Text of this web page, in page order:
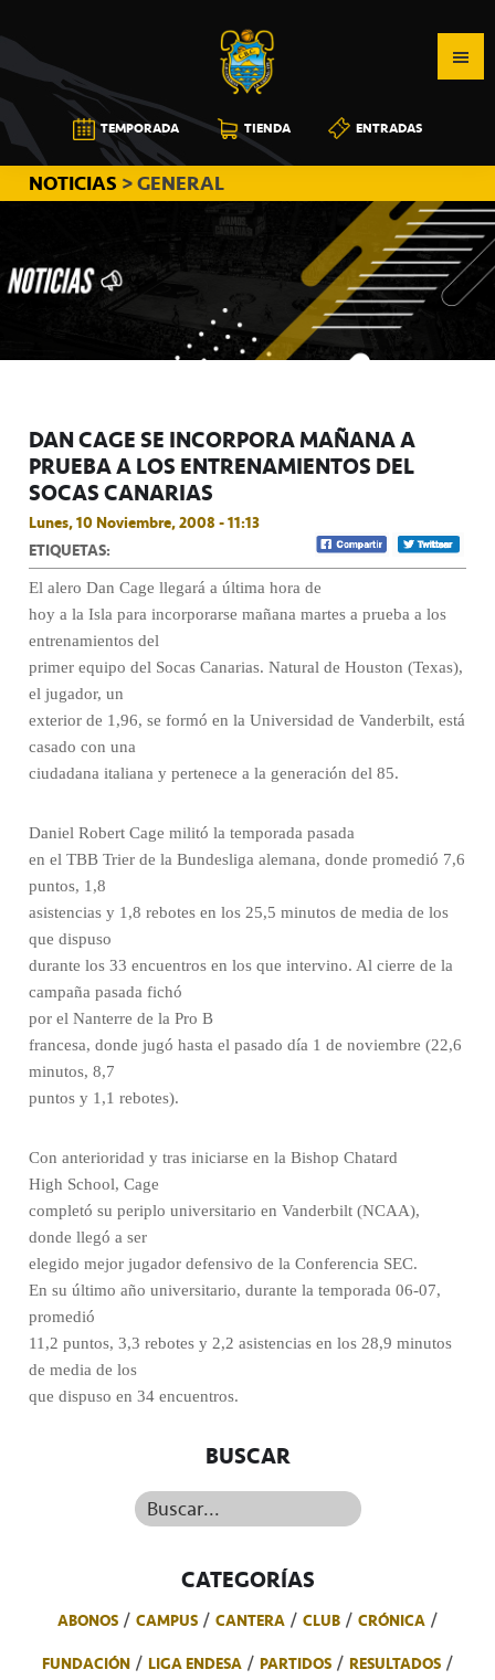
a
la
navegación
principal
al
contenido
principal
a
la
barra
lateral
principal
CB
CANARIAS
TEMPORADA TIENDA ENTRADAS
NOTICIAS > GENERAL
DAN CAGE SE INCORPORA MAÑANA A
PRUEBA A LOS ENTRENAMIENTOS DEL
SOCAS CANARIAS
Lunes, 10 Noviembre, 2008 - 11:13
ETIQUETAS:
El alero Dan Cage llegará a última hora de
hoy a la Isla para incorporarse mañana martes a prueba a los
entrenamientos del
primer equipo del Socas Canarias. Natural de Houston (Texas),
el jugador, un
exterior de 1,96, se formó en la Universidad de Vanderbilt, está
casado con una
ciudadana italiana y pertenece a la generación del 85.
Daniel Robert Cage militó la temporada pasada
en el TBB Trier de la Bundesliga alemana, donde promedió 7,6
puntos, 1,8
asistencias y 1,8 rebotes en los 25,5 minutos de media de los
que dispuso
durante los 33 encuentros en los que intervino. Al cierre de la
campaña pasada fichó
por el Nanterre de la Pro B
francesa, donde jugó hasta el pasado día 1 de noviembre (22,6
minutos, 8,7
puntos y 1,1 rebotes).
Con anterioridad y tras iniciarse en la Bishop Chatard
High School, Cage
completó su periplo universitario en Vanderbilt (NCAA),
donde llegó a ser
elegido mejor jugador defensivo de la Conferencia SEC.
En su último año universitario, durante la temporada 06-07,
promedió
11,2 puntos, 3,3 rebotes y 2,2 asistencias en los 28,9 minutos
de media de los
que dispuso en 34 encuentros.
BUSCAR
Buscar...
CATEGORÍAS
ABONOS CAMPUS CANTERA CLUB
CRÓNICA
FUNDACIÓN
LIGA ENDESA PARTIDOS
RESULTADOS